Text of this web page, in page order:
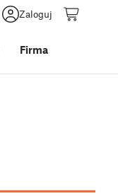
Zaloguj
Firma